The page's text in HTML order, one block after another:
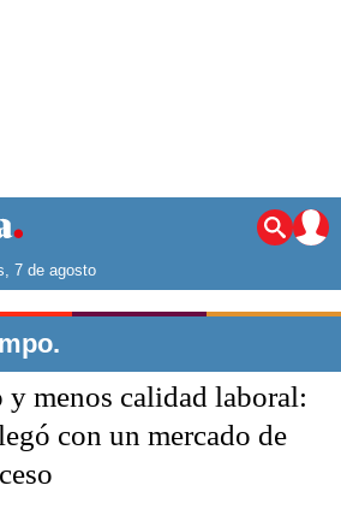
La ciudad
Punta Alta
El país
El mundo
Seguridad
Escenario Olímpico
7 de agosto
y menos calidad laboral:
con un mercado de